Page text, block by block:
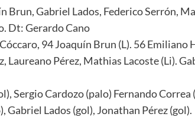
Brun, Gabriel Lados, Federico Serrón,
Dt: Gerardo Cano
94 Joaquín Brun (L). 56 Emiliano
Pérez, Mathias Lacoste (Li).
Sergio Cardozo (palo) Fernando
Lados (gol), Jonathan Pérez (gol).